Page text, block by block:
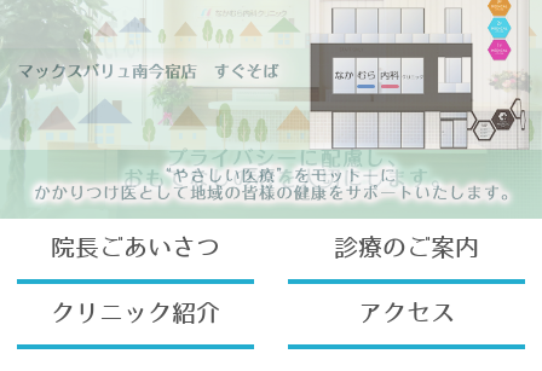
院長ごあいさつ 診療のご案内
クリニック紹介 アクセス